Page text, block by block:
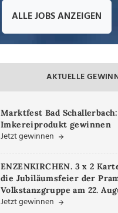
ALLE JOBS ANZEIGEN
AKTUELLE
Marktfest Bad Schallerbach:
Imkereiprodukt gewinnen
Jetzt gewinnen
ENZENKIRCHEN. 3 x 2
die Jubiläumsfeier der
Volkstanzgruppe am 22.
Jetzt gewinnen